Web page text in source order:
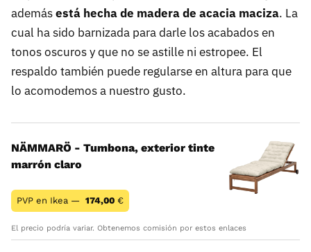
ademásestá hecha de madera de acacia maciza. La
cual ha sido barnizada para darle los acabados en
tonos oscuros y que no se astille ni estropee. El
respaldo también puede regularse en altura para que
lo acomodemos a nuestro gusto.
NÄMMARÖ - Tumbona, exterior tinte
marrón claro
PVP en Ikea — 174,00 €
El precio podría variar. Obtenemos comisión por estos enlaces